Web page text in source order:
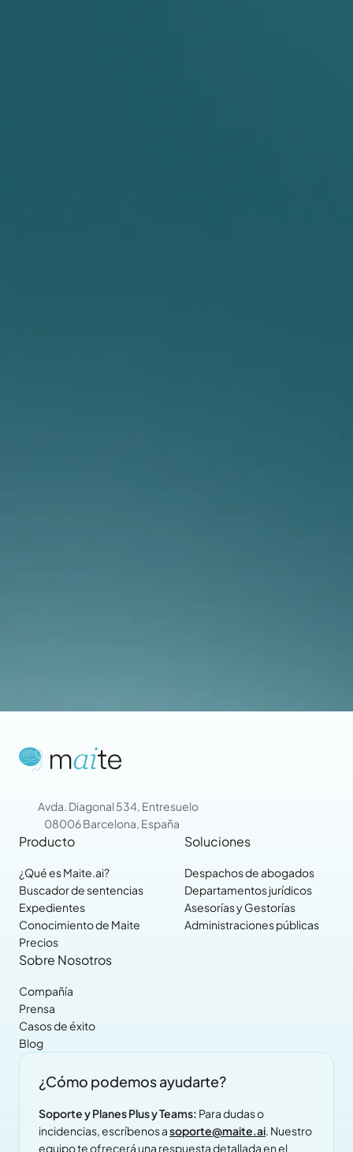
Avda. Diagonal 534, Entresuelo
08006 Barcelona, España
Producto
¿Qué es Maite.ai?
Buscador de sentencias
Expedientes
Conocimiento de Maite
Precios
Soluciones
Despachos de abogados
Departamentos jurídicos
Asesorías y Gestorías
Administraciones públicas
Sobre Nosotros
Compañía
Prensa
Casos de éxito
Blog
¿Cómo podemos ayudarte?
Soporte y Planes Plus y Teams: Para dudas o
incidencias, escríbenos asoporte@maite.ai. Nuestro
equipo te ofrecerá una respuesta detallada en el